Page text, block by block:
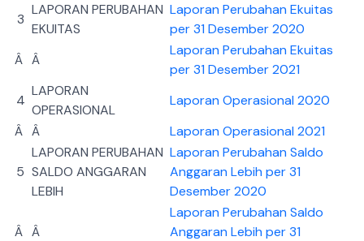
3
LAPORAN PERUBAHAN
EKUITAS
Laporan Perubahan Ekuitas
per 31 Desember 2020
Â Â
Laporan Perubahan Ekuitas
per 31 Desember 2021
4
LAPORAN
OPERASIONAL
Laporan Operasional 2020
Â Â Laporan Operasional 2021
5
LAPORAN PERUBAHAN
SALDO ANGGARAN
LEBIH
Laporan Perubahan Saldo
Anggaran Lebih per 31
Desember 2020
Â Â
Laporan Perubahan Saldo
Anggaran Lebih per 31